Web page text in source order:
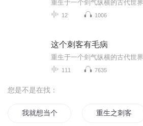
12 1006
这个刺客有毛病
111 7635
您是不是在找：
我就想当个刺客 重生之刺客王妃